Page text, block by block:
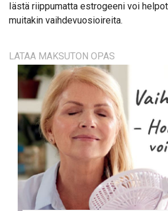
Iästä riippumatta estrogeeni voi
muitakin vaihdevuosioireita.
LATAA MAKSUTON OPAS